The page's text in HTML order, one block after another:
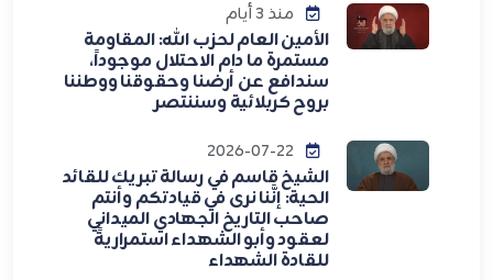
منذ 3 أيام
الأمين العام لحزب الله: المقاومة
مستمرة ما دام الاحتلال موجوداً،
سندافع عن أرضنا وحقوقنا ووطننا
بروح كربلائية وسننتصر
الشيخ قاسم في رسالة تبريك للقائد
الحية: إنَّنا نرى في قيادتكم وأنتم
صاحب التاريخ الجهادي الميداني
لعقود وأبو الشهداء استمراريةً
للقادة الشهداء